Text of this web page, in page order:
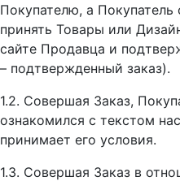
Покупателю, а Покупатель
принять Товары или
сайте Продавца и
– подтвержденный заказ).
1.2. Совершая Заказ,
ознакомился с текстом
принимает его условия.
1.3. Совершая Заказ в